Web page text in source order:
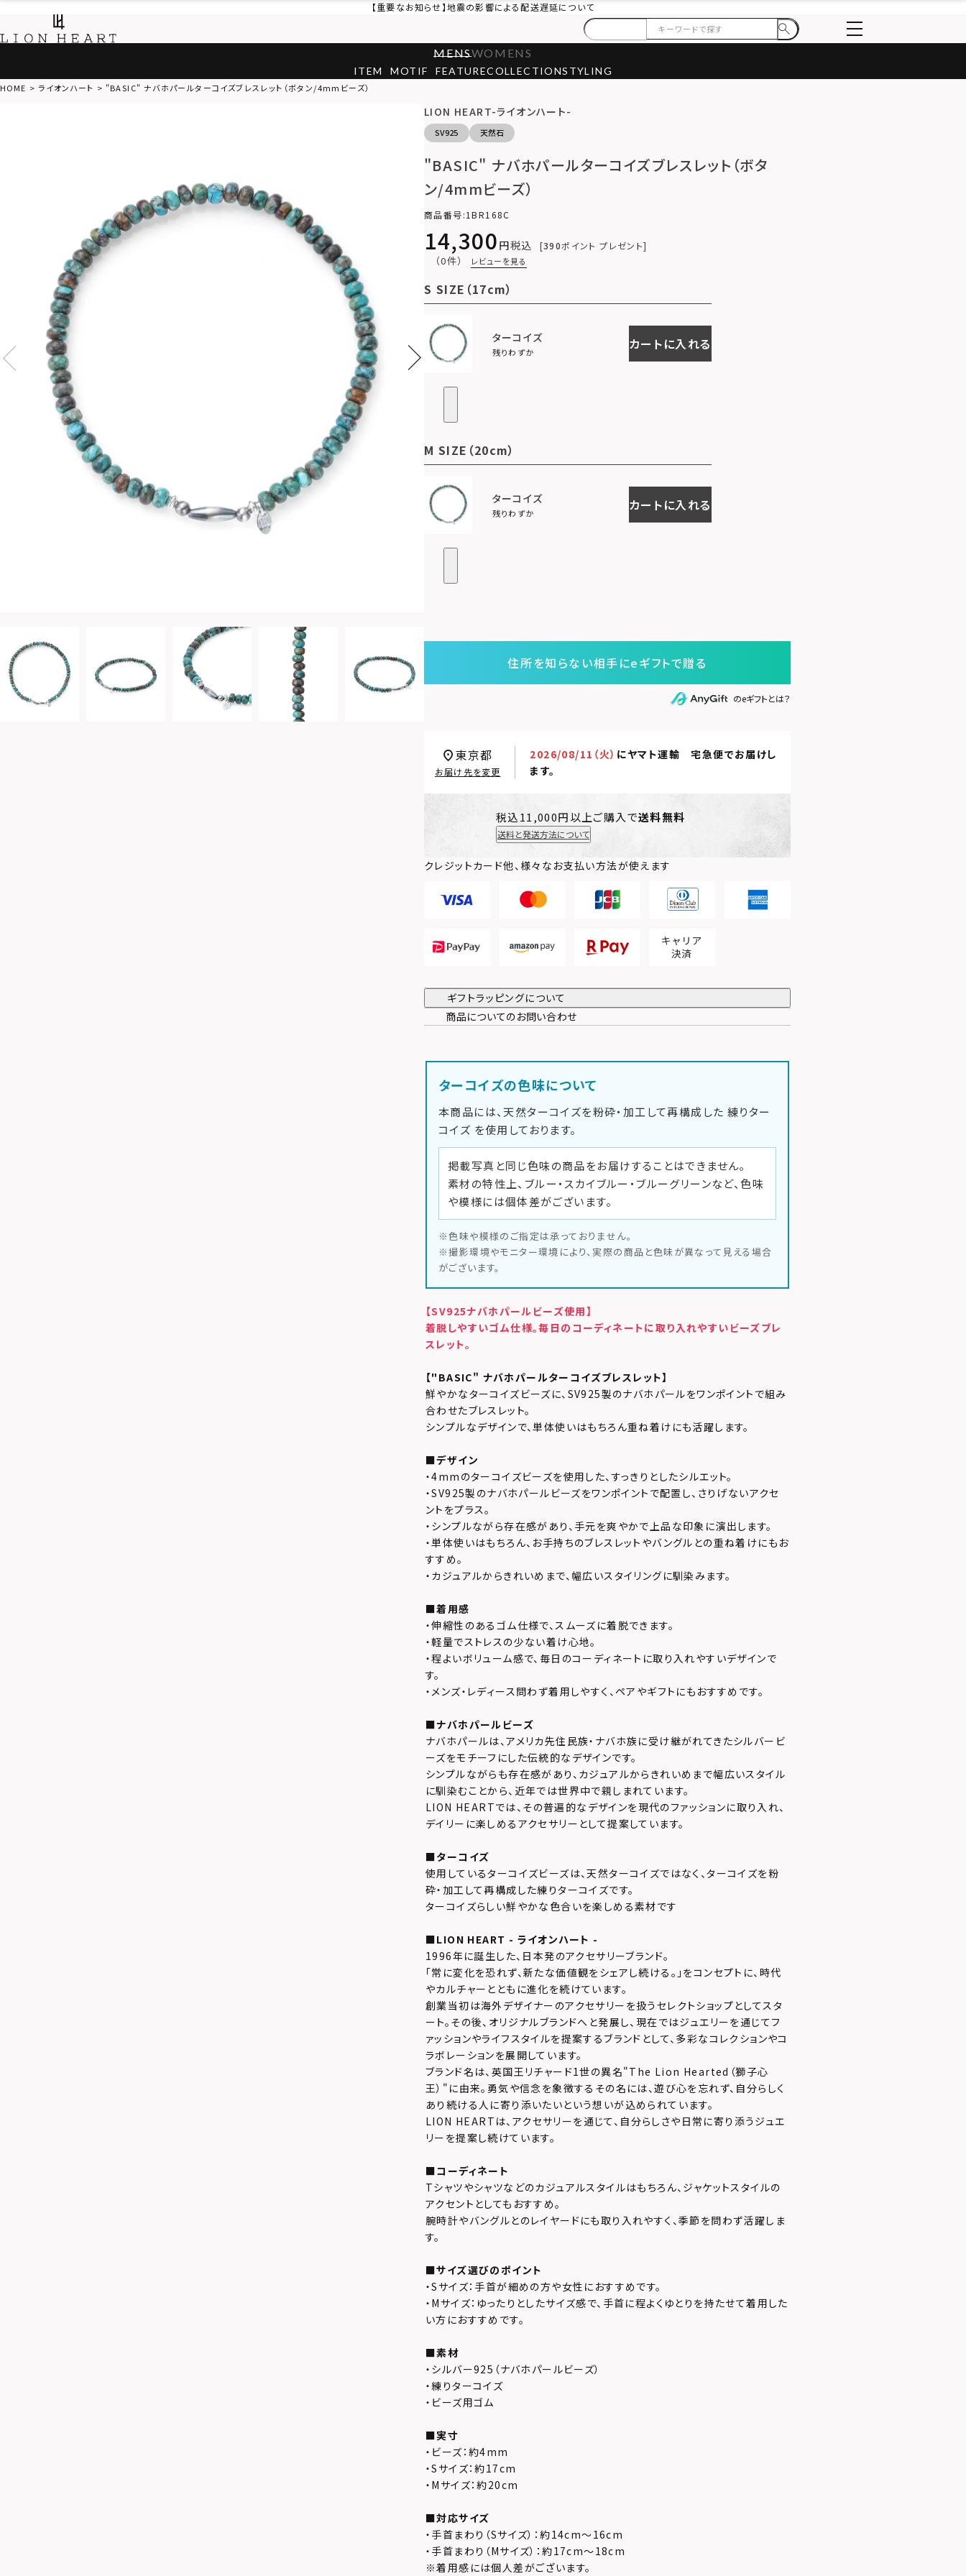
【重要なお知らせ】地震の影響による配送遅延について
MENSWOMENS
ITEM MOTIF FEATURECOLLECTIONSTYLING
HOME ライオンハート "BASIC" ナバホパールターコイズブレスレット（ボタン/4mmビーズ）
LION HEART-ライオンハート-
SV925 天然石
"BASIC" ナバホパールターコイズブレスレット（ボタ
ン/4mmビーズ）
商品番号 1BR168C
14,300 税込 390ポイント プレゼント
（0件） レビューを見る
S SIZE（17cm）
ターコイズ
残りわずか カートに入れる
M SIZE（20cm）
ターコイズ
残りわずか カートに入れる
住所を知らない相手にeギフトで贈る
のeギフトとは？
2026/08/11（火） にヤマト運輸 宅急便でお届けし
ます。
東京都
お届け先を変更
税込11,000円以上ご購入で送料無料
送料と発送方法について
クレジットカード他、様々なお支払い方法が使えます
ギフトラッピングについて
商品についてのお問い合わせ
ターコイズの色味について
本商品には、天然ターコイズを粉砕・加工して再構成した 練りター
コイズ を使用しております。
掲載写真と同じ色味の商品をお届けすることはできません。
素材の特性上、ブルー・スカイブルー・ブルーグリーンなど、色味
や模様には個体差がございます。
※色味や模様のご指定は承っておりません。
※撮影環境やモニター環境により、実際の商品と色味が異なって見える場合
がございます。
【SV925ナバホパールビーズ使用】
着脱しやすいゴム仕様。毎日のコーディネートに取り入れやすいビーズブレ
スレット。
【"BASIC" ナバホパールターコイズブレスレット】
鮮やかなターコイズビーズに、SV925製のナバホパールをワンポイントで組み
合わせたブレスレット。
シンプルなデザインで、単体使いはもちろん重ね着けにも活躍します。
■デザイン
・4mmのターコイズビーズを使用した、すっきりとしたシルエット。
・SV925製のナバホパールビーズをワンポイントで配置し、さりげないアクセ
ントをプラス。
・シンプルながら存在感があり、手元を爽やかで上品な印象に演出します。
・単体使いはもちろん、お手持ちのブレスレットやバングルとの重ね着けにもお
すすめ。
・カジュアルからきれいめまで、幅広いスタイリングに馴染みます。
■着用感
・伸縮性のあるゴム仕様で、スムーズに着脱できます。
・軽量でストレスの少ない着け心地。
・程よいボリューム感で、毎日のコーディネートに取り入れやすいデザインで
す。
・メンズ・レディース問わず着用しやすく、ペアやギフトにもおすすめです。
■ナバホパールビーズ
ナバホパールは、アメリカ先住民族・ナバホ族に受け継がれてきたシルバービ
ーズをモチーフにした伝統的なデザインです。
シンプルながらも存在感があり、カジュアルからきれいめまで幅広いスタイル
に馴染むことから、近年では世界中で親しまれています。
LION HEARTでは、その普遍的なデザインを現代のファッションに取り入れ、
デイリーに楽しめるアクセサリーとして提案しています。
■ターコイズ
使用しているターコイズビーズは、天然ターコイズではなく、ターコイズを粉
砕・加工して再構成した練りターコイズです。
ターコイズらしい鮮やかな色合いを楽しめる素材です
■LION HEART - ライオンハート -
1996年に誕生した、日本発のアクセサリーブランド。
「常に変化を恐れず、新たな価値観をシェアし続ける。」をコンセプトに、時代
やカルチャーとともに進化を続けています。
創業当初は海外デザイナーのアクセサリーを扱うセレクトショップとしてスタ
ート。その後、オリジナルブランドへと発展し、現在ではジュエリーを通じてフ
ァッションやライフスタイルを提案するブランドとして、多彩なコレクションやコ
ラボレーションを展開しています。
ブランド名は、英国王リチャード1世の異名"The Lion Hearted（獅子心
王）"に由来。勇気や信念を象徴するその名には、遊び心を忘れず、自分らしく
あり続ける人に寄り添いたいという想いが込められています。
LION HEARTは、アクセサリーを通じて、自分らしさや日常に寄り添うジュエ
リーを提案し続けています。
■コーディネート
Tシャツやシャツなどのカジュアルスタイルはもちろん、ジャケットスタイルの
アクセントとしてもおすすめ。
腕時計やバングルとのレイヤードにも取り入れやすく、季節を問わず活躍しま
す。
■サイズ選びのポイント
・Sサイズ：手首が細めの方や女性におすすめです。
・Mサイズ：ゆったりとしたサイズ感で、手首に程よくゆとりを持たせて着用した
い方におすすめです。
■素材
・シルバー925（ナバホパールビーズ）
・練りターコイズ
・ビーズ用ゴム
■実寸
・ビーズ：約4mm
・Sサイズ：約17cm
・Mサイズ：約20cm
■対応サイズ
・手首まわり（Sサイズ）：約14cm～16cm
・手首まわり（Mサイズ）：約17cm～18cm
※着用感には個人差がございます。